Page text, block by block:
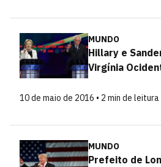
MUNDO
Hillary e
Virgínia
10 de maio de 2016 • 2 min de leitura
MUNDO
Prefeito de